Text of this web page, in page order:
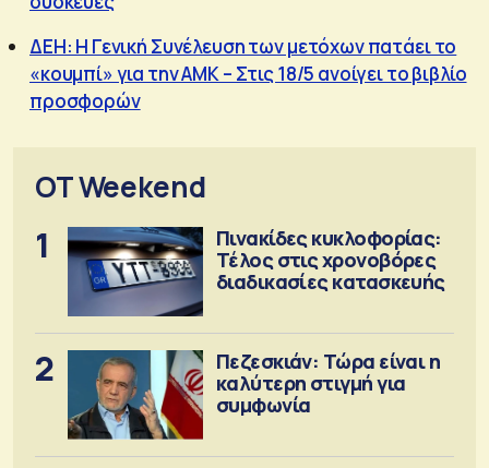
ΔΕΗ: Η Γενική Συνέλευση των μετόχων πατάει το
«κουμπί» για την ΑΜΚ – Στις 18/5 ανοίγει το βιβλίο
προσφορών
OT Weekend
1
Πινακίδες κυκλοφορίας:
Τέλος στις χρονοβόρες
διαδικασίες κατασκευής
2
Πεζεσκιάν: Τώρα είναι η
καλύτερη στιγμή για
συμφωνία